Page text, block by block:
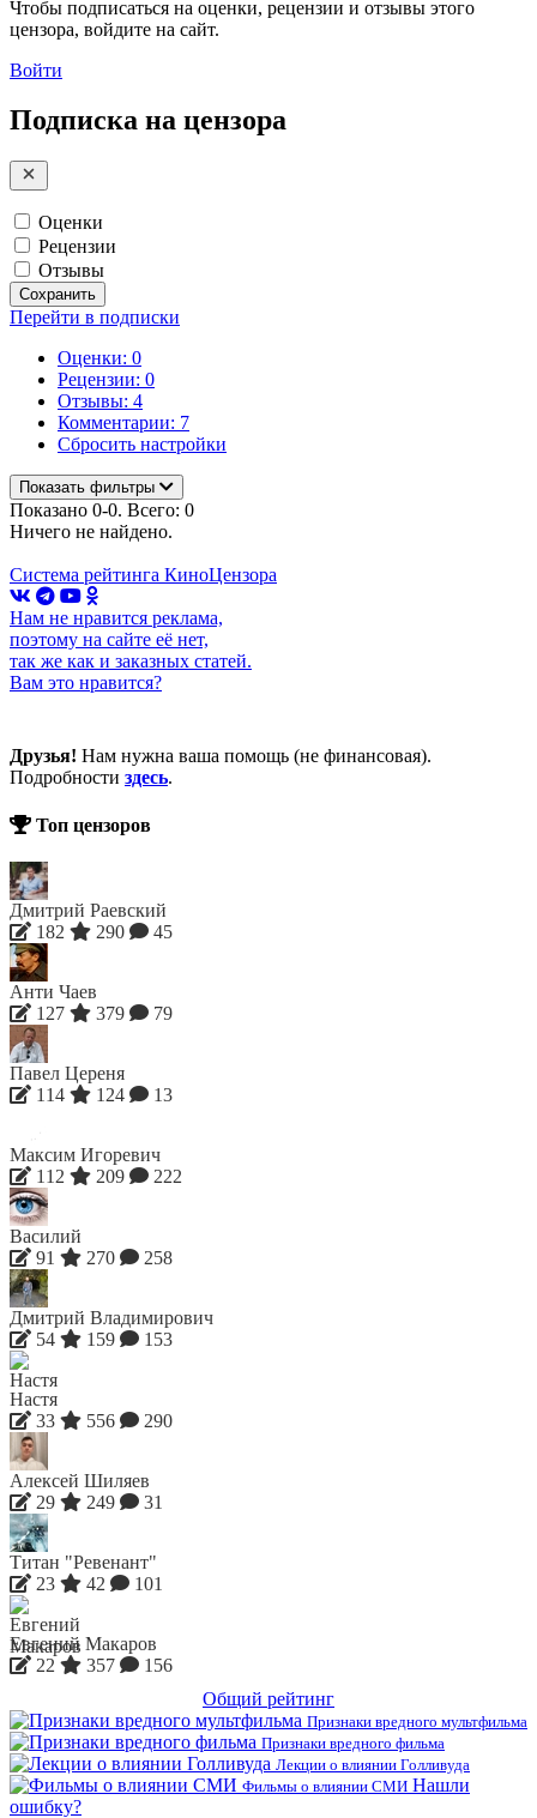
Чтобы подписаться на оценки, рецензии и отзывы этого
цензора, войдите на сайт.
Войти
Подписка на цензора
Оценки
Рецензии
Отзывы
Сохранить
Перейти в подписки
Оценки: 0
Рецензии: 0
Отзывы: 4
Комментарии: 7
Сбросить настройки
Показать фильтры
Показано 0-0. Всего: 0
Ничего не найдено.
Система рейтинга КиноЦензора
Нам не нравится реклама,
поэтому на сайте её нет,
так же как и заказных статей.
Вам это нравится?
Друзья! Нам нужна ваша помощь (не финансовая).
Подробности здесь.
Топ цензоров
Дмитрий Раевский
182
290 45
Анти Чаев
127
379 79
Павел Цереня
114
124 13
Максим Игоревич
112
209 222
Василий
91
270 258
Дмитрий Владимирович
54
159 153
Настя
33
556 290
Алексей Шиляев
29
249 31
Титан "Ревенант"
23
42 101
Евгений Макаров
22
357
156
Общий рейтинг
Признаки вредного мультфильма
Признаки вредного фильма
Лекции о влиянии Голливуда
Фильмы о влиянии СМИ Нашли
ошибку?